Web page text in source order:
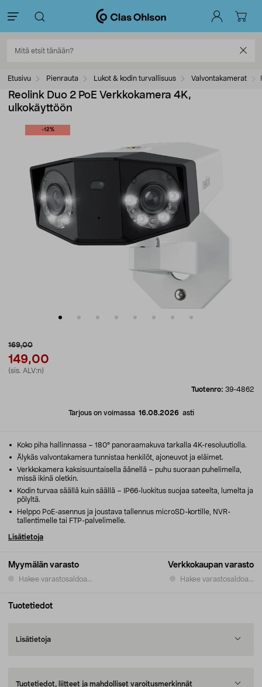
Etusivu Pienrauta Lukot & kodin turvallisuus Valvontakamerat
Reolink Duo 2 PoE Verkkokamera 4K,
ulkokäyttöön
-12%
169,00
149,00
(sis. ALV:n)
Tuotenro: 39-4862
Tarjous on voimassa 16.08.2026asti
Myymälän varasto
Hakee varastosaldoa...
Verkkokaupan varasto
Hakee varastosaldoa...
Koko piha hallinnassa – 180° panoraamakuva tarkalla 4K-resoluutiolla.
Älykäs valvontakamera tunnistaa henkilöt, ajoneuvot ja eläimet.
Verkkokamera kaksisuuntaisella äänellä – puhu suoraan puhelimella,
missä ikinä oletkin.
Kodin turvaa säällä kuin säällä – IP66-luokitus suojaa sateelta, lumelta ja
pölyltä.
Helppo PoE-asennus ja joustava tallennus microSD-kortille, NVR-
tallentimelle tai FTP-palvelimelle.
Lisätietoja
Tuotetiedot
Lisätietoja
Tuotetiedot, liitteet ja mahdolliset varoitusmerkinnät